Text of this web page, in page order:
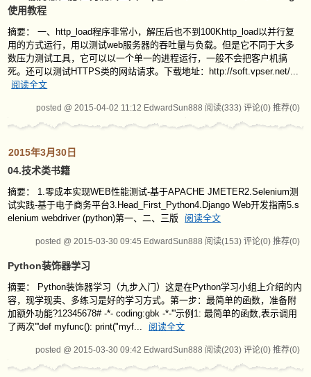
使用教程
摘要： 一、http_load程序非常小，解压后也不到100Khttp_load以并行复
用的方式运行，用以测试web服务器的吞吐量与负载。但是它不同于大多
数压力测试工具，它可以以一个单一的进程运行，一般不会把客户机搞
死。还可以测试HTTPS类的网站请求。下载地址：http://soft.vpser.net/...
阅读全文
posted @ 2015-04-02 11:12 EdwardSun888 阅读(333) 评论(0) 推荐(0)
2015年3月30日
04.技术类书籍
摘要： 1.零成本实现WEB性能测试-基于APACHE JMETER2.Selenium测
试实践-基于电子商务平台3.Head_First_Python4.Django Web开发指南5.s
elenium webdriver (python)第一、二、三版
阅读全文
posted @ 2015-03-30 09:45 EdwardSun888 阅读(153) 评论(0) 推荐(0)
Python装饰器学习
摘要： Python装饰器学习（九步入门）这是在Python学习小组上介绍的内
容，现学现卖、多练习是好的学习方式。第一步：最简单的函数，准备附
加额外功能?12345678# -*- coding:gbk -*-'''示例1: 最简单的函数,表示调用
了两次'''def myfunc(): print("myf...
阅读全文
posted @ 2015-03-30 09:42 EdwardSun888 阅读(203) 评论(0) 推荐(0)